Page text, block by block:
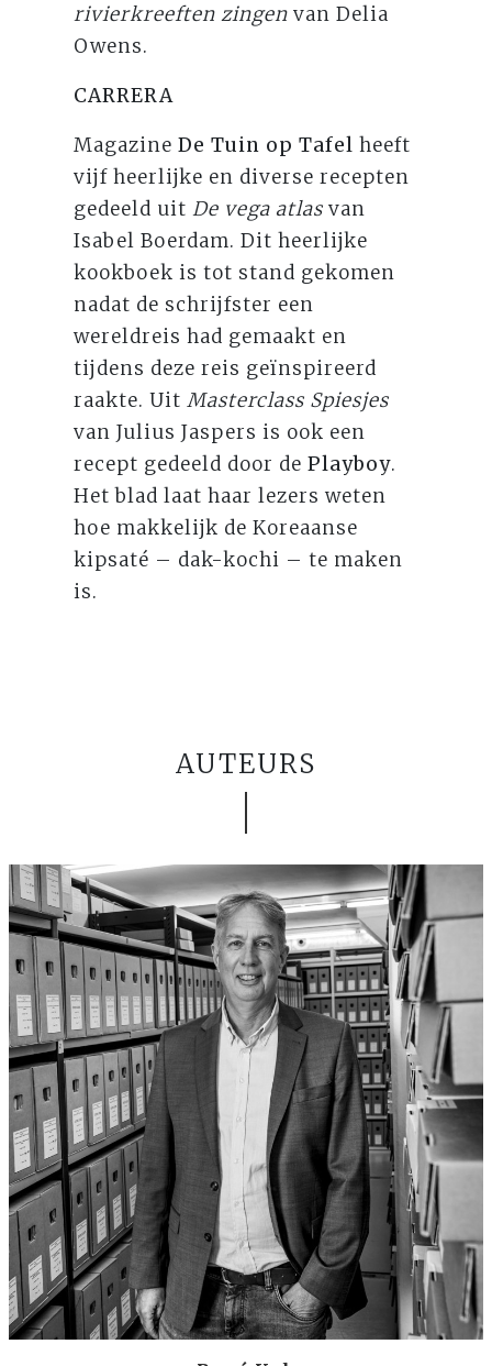
rivierkreeften zingen van Delia
Owens.
CARRERA
MagazineDe Tuin op Tafel heeft
vijf heerlijke en diverse recepten
gedeeld uitDe vega atlas van
Isabel Boerdam. Dit heerlijke
kookboek is tot stand gekomen
nadat de schrijfster een
wereldreis had gemaakt en
tijdens deze reis geïnspireerd
raakte. UitMasterclass Spiesjes
van Julius Jaspers is ook een
recept gedeeld door dePlayboy.
Het blad laat haar lezers weten
hoe makkelijk de Koreaanse
kipsaté – dak-kochi – te maken
is.
AUTEURS